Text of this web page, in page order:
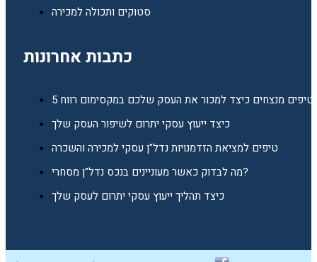
סטוקים ותכולה למכירה
כתבות אחרונות
5 טיפים מנצחים כיצד למכור את העסק שלכם במקסימום רווח
כיצד ייעוץ עסקי יתרום לשיפור העסק שלך
טיפים למציאת הזדמנויות נדל"ן עסקי למכירה והשכרה
מה לבדוק כאשר מעוניינים בנכס נדל"ן מסחרי?
כיצד תהליך ייעוץ עסקי יתרום לעסק שלך